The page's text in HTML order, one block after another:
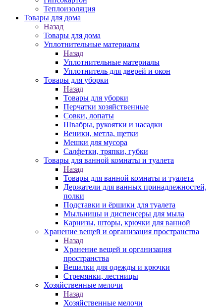
Теплоизоляция
Товары для дома
Назад
Товары для дома
Уплотнительные материалы
Назад
Уплотнительные материалы
Уплотнитель для дверей и окон
Товары для уборки
Назад
Товары для уборки
Перчатки хозяйственные
Совки, лопаты
Швабры, рукоятки и насадки
Веники, метла, щетки
Мешки для мусора
Салфетки, тряпки, губки
Товары для ванной комнаты и туалета
Назад
Товары для ванной комнаты и туалета
Держатели для ванных принадлежностей,
полки
Подставки и ёршики для туалета
Мыльницы и диспенсеры для мыла
Карнизы, шторы, крючки для ванной
Хранение вещей и организация пространства
Назад
Хранение вещей и организация
пространства
Вешалки для одежды и крючки
Стремянки, лестницы
Хозяйственные мелочи
Назад
Хозяйственные мелочи